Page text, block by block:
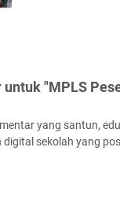
"MPLS
yang santun,
sekolah yang